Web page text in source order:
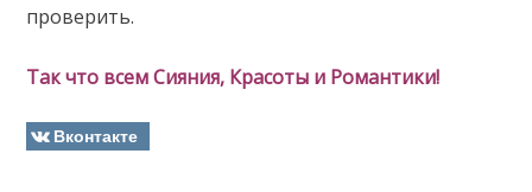
проверить.
Так что всем Сияния, Красоты и Романтики!
Вконтакте